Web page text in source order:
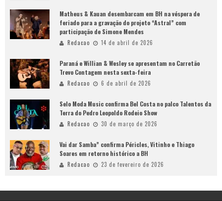
Matheus & Kauan desembarcam em BH na véspera de
feriado para a gravação do projeto “Astral” com
participação de Simone Mendes
Redacao 14 de abril de 2026
Paraná e Willian & Wesley se apresentam no Carretão
Trevo Contagem nesta sexta-feira
Redacao 6 de abril de 2026
Selo Moda Music confirma Bel Costa no palco Talentos da
Terra do Pedro Leopoldo Rodeio Show
Redacao 30 de março de 2026
Vai dar Samba” confirma Péricles, Vitinho e Thiago
Soares em retorno histórico a BH
Redacao 23 de fevereiro de 2026